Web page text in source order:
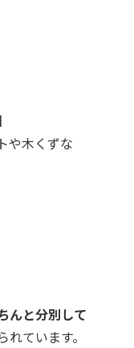
や木くずな
んと分別して
れています。